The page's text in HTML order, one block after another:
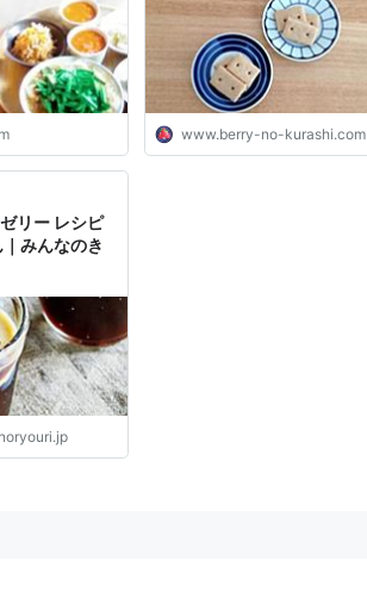
www.berry-no-kurashi.com
リー レシピ
みんなのき